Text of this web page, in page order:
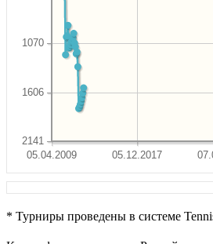
05.04.2009 05.12.2017
2141
1606
1070
* Турниры проведены в системе